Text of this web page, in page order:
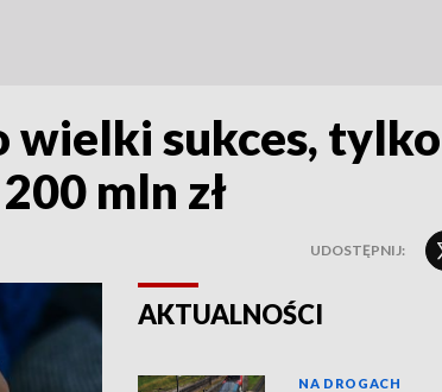
wielki sukces,
mln zł
UDOSTĘPNIJ:
AKTUALNOŚCI
NA DROGACH